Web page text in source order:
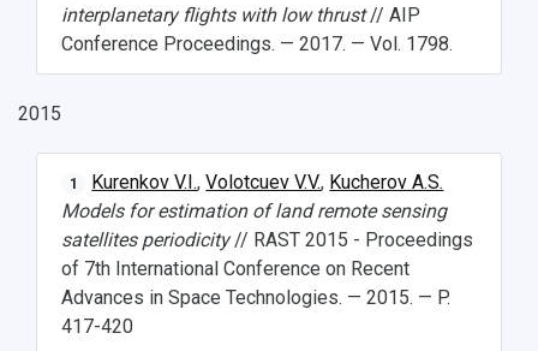
interplanetary flights with low thrust// AIP
Conference Proceedings. — 2017. — Vol. 1798.
2015
1 Kurenkov V.I.,Volotcuev V.V., Kucherov A.S.
Models for estimation of land remote sensing
satellites periodicity// RAST 2015 - Proceedings
of 7th International Conference on Recent
Advances in Space Technologies. — 2015. — P.
417-420